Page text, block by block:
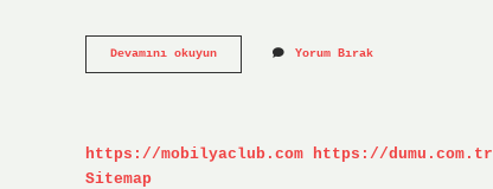
Devamını okuyunEn
Büyük
Yorum Bırak
https://mobilyaclub.com https://dumu.com.tr
Sitemap